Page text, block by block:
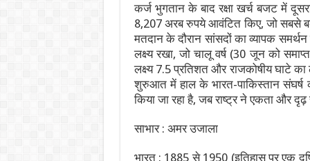
कर्ज भुगतान के बाद रक्षा खर्च बजट में
8,207 अरब रुपये आवंटित किए, जो सबसे
मतदान के दौरान सांसदों का व्यापक
लक्ष्य रखा, जो चालू वर्ष (30 जून को
लक्ष्य 7.5 प्रतिशत और राजकोषीय घाटे
शुरुआत में हाल के भारत-पाकिस्तान
किया जा रहा है, जब राष्ट्र ने एकता और
साभार : अमर उजाला
भारत : 1885 से 1950 (इतिहास पर एक